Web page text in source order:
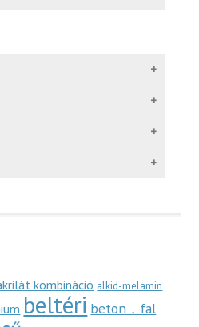
kombináció alkid-melamin
beltéri beton，fal